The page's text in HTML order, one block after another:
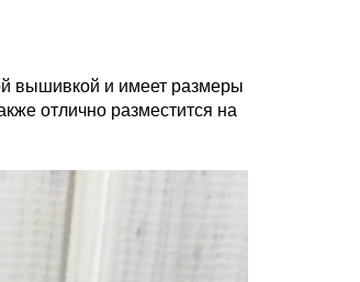
вышивкой и имеет размеры
отлично разместится на